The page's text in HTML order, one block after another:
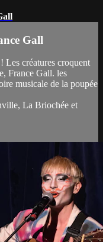
Gall
Les créatures croquent
France Gall. les
musicale de la poupée
La Briochée et